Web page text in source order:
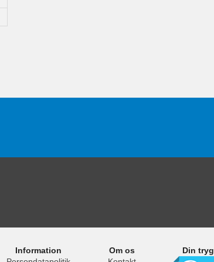
Information
Om os
Din